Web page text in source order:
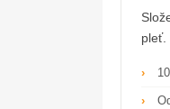
pleť.